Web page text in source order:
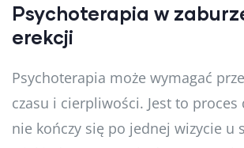
Psychoterapia w
erekcji
Psychoterapia może wymagać
czasu i cierpliwości. Jest to proces
nie kończy się po jednej wizycie u